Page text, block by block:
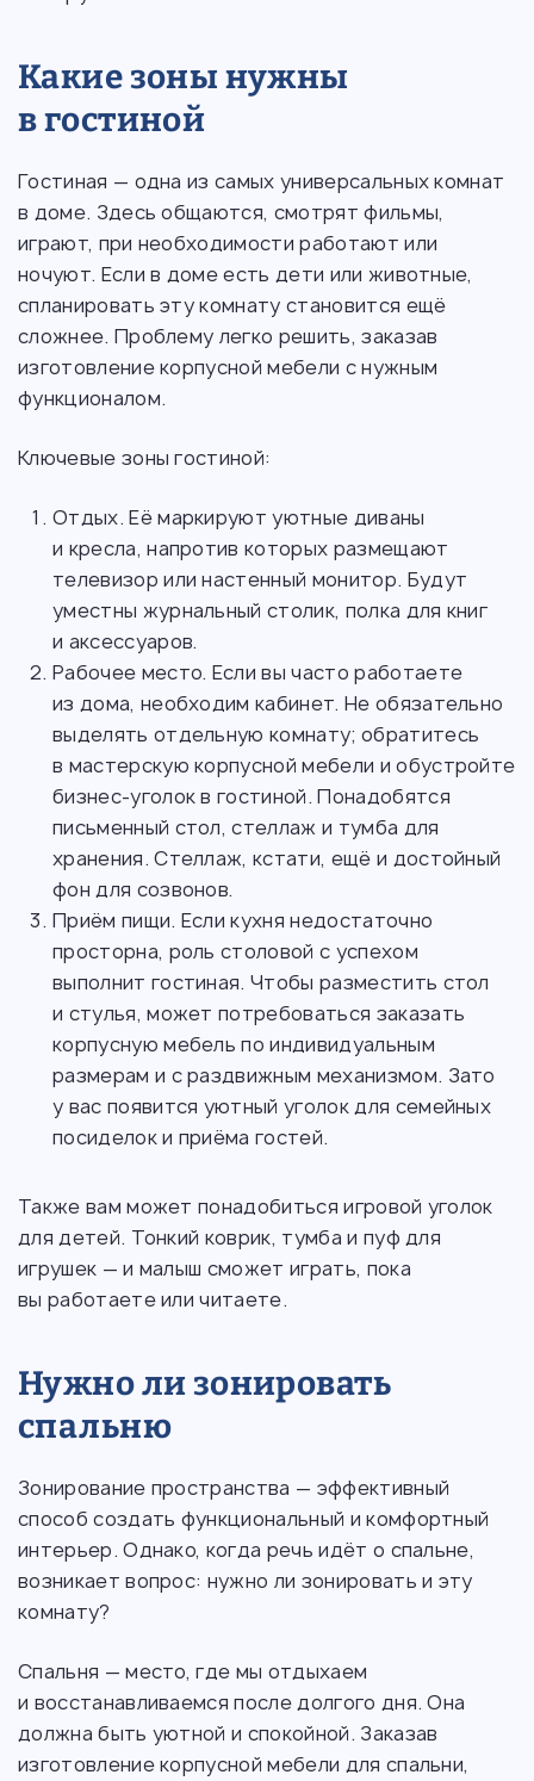
Какие зоны нужны
в гостиной
Гостиная — одна из самых универсальных комнат
в доме. Здесь общаются, смотрят фильмы,
играют, при необходимости работают или
ночуют. Если в доме есть дети или животные,
спланировать эту комнату становится ещё
сложнее. Проблему легко решить, заказав
изготовление корпусной мебели с нужным
функционалом.
Ключевые зоны гостиной:
Отдых. Её маркируют уютные диваны
и кресла, напротив которых размещают
телевизор или настенный монитор. Будут
уместны журнальный столик, полка для книг
и аксессуаров.
Рабочее место. Если вы часто работаете
из дома, необходим кабинет. Не обязательно
выделять отдельную комнату; обратитесь
в мастерскую корпусной мебели и обустройте
бизнес-уголок в гостиной. Понадобятся
письменный стол, стеллаж и тумба для
хранения. Стеллаж, кстати, ещё и достойный
фон для созвонов.
Приём пищи. Если кухня недостаточно
просторна, роль столовой с успехом
выполнит гостиная. Чтобы разместить стол
и стулья, может потребоваться заказать
корпусную мебель по индивидуальным
размерам и с раздвижным механизмом. Зато
у вас появится уютный уголок для семейных
посиделок и приёма гостей.
Также вам может понадобиться игровой уголок
для детей. Тонкий коврик, тумба и пуф для
игрушек — и малыш сможет играть, пока
вы работаете или читаете.
Нужно ли зонировать
спальню
Зонирование пространства — эффективный
способ создать функциональный и комфортный
интерьер. Однако, когда речь идёт о спальне,
возникает вопрос: нужно ли зонировать и эту
комнату?
Спальня — место, где мы отдыхаем
и восстанавливаемся после долгого дня. Она
должна быть уютной и спокойной. Заказав
изготовление корпусной мебели для спальни,